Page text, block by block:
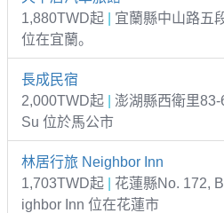
1,880TWD起
宜蘭縣中山路五
位在宜蘭。
長成民宿
2,000TWD起
澎湖縣西衛里83-
Su 位於馬公市
林居行旅 Neighbor Inn
1,703TWD起
花蓮縣No. 172,
ighbor Inn 位在花蓮市